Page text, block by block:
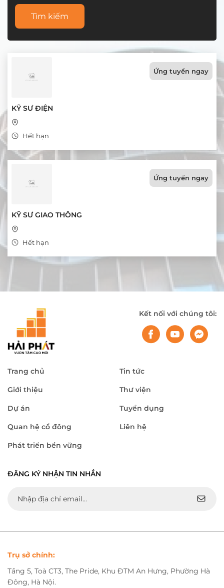
Tìm kiếm
Ứng tuyển ngay
KỸ SƯ ĐIỆN
Hết hạn
Ứng tuyển ngay
KỸ SƯ GIAO THÔNG
Hết hạn
Kết nối với chúng tôi:
Trang chủ
Giới thiệu
Dự án
Quan hệ cổ đông
Phát triển bền vững
Tin tức
Thư viện
Tuyển dụng
Liên hệ
ĐĂNG KÝ NHẬN TIN NHẮN
Trụ sở chính:
Tầng 5, Toà CT3, The Pride, Khu ĐTM An Hưng, Phường Hà
Đông, Hà Nội.